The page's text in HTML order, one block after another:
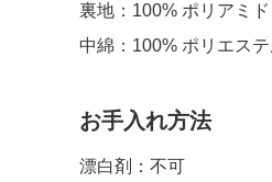
裏地：100% ポリアミド
中綿：100% ポリエス
お手入れ方法
漂白剤： 不可